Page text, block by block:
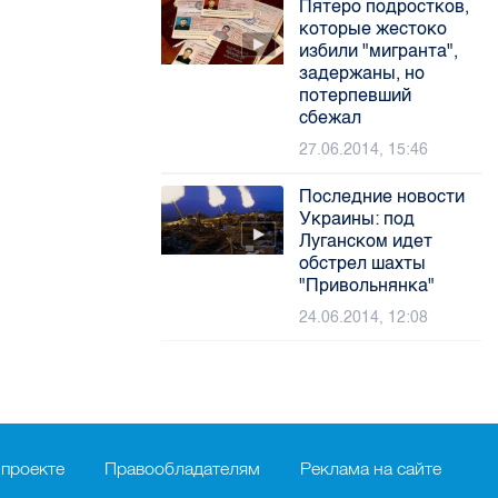
Пятеро подростков,
которые жестоко
избили "мигранта",
задержаны, но
потерпевший
сбежал
27.06.2014, 15:46
Последние новости
Украины: под
Луганском идет
обстрел шахты
"Привольнянка"
24.06.2014, 12:08
Правообладателям Реклама на сайте